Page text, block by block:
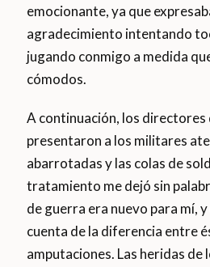
emocionante, ya que
agradecimiento intentando
jugando conmigo a medida
cómodos.
A continuación, los directores
presentaron a los militares
abarrotadas y las colas de
tratamiento me dejó sin
de guerra era nuevo para mí,
cuenta de la diferencia entre
amputaciones. Las heridas de